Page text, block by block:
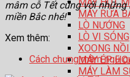
MÁY RỬA
LÒ NƯỚNG
LÒ VI SÓNG
XOONG
MÁY ÉP
MÁY LÀM
mâm cỗ Tết cùng với
miền Bắc nhé!
Xem thêm:
Cách chưng mâm ngũ